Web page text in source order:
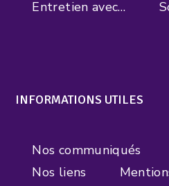
Entretien avec…
INFORMATIONS UTILES
Nos communiqués
Nos liens